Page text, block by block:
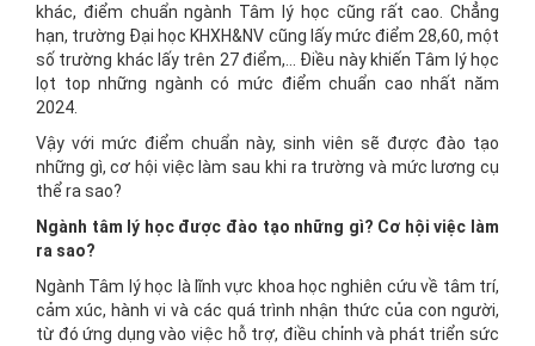
khác, điểm chuẩn ngành Tâm lý học cũng rất cao. Chẳng
hạn, trường Đại học KHXH&NV cũng lấy mức điểm 28,60, một
số trường khác lấy trên 27 điểm,... Điều này khiến Tâm lý học
lọt top những ngành có mức điểm chuẩn cao nhất năm
2024.
Vậy với mức điểm chuẩn này, sinh viên sẽ được đào tạo
những gì, cơ hội việc làm sau khi ra trường và mức lương cụ
thể ra sao?
Ngành tâm lý học được đào tạo những gì? Cơ hội việc làm
ra sao?
Ngành Tâm lý học là lĩnh vực khoa học nghiên cứu về tâm trí,
cảm xúc, hành vi và các quá trình nhận thức của con người,
từ đó ứng dụng vào việc hỗ trợ, điều chỉnh và phát triển sức